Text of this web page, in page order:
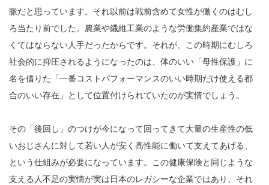
脈だと思っています。それ以前は戦前含めて女性が働くのはむし
ろ当たり前でした。農業や繊維工業のような労働集約産業ではな
くてはならない人手だったからです。それが、この時期にむしろ
社会的に抑圧されるようになったのは、体のいい「母性保護」に
名を借りた「一番コストパフォーマンスのいい時期だけ使える都
合のいい存在」として位置付けられていたのが実情でしょう。
その「後回し」のつけが今になって回ってきて大量の生産性の低
いおじさんに対して若い人が安く高性能に働いて支えてあげる、
という仕組みが必要になっています。この健康保険と同じような
支える人不足の実情が実は日本のレガシーな企業ではあり、それ